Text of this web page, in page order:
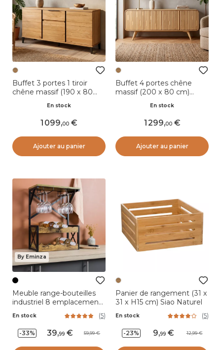
Buffet 3 portes 1 tiroir
chêne massif (190 x 80
En stock
1 099,00
Ajouter au panier
Buffet 4 portes chêne
massif (200 x 80 cm)
En stock
1 299,00
Ajouter au panier
By Eminza
Meuble range-bouteilles
industriel 8 emplacements
Tiago Noir
En stock (5)
-33% 39,99 59,99
Panier de rangement (31 x
31 x H15 cm) Siao Naturel
En stock (5)
-23% 9,99 12,99